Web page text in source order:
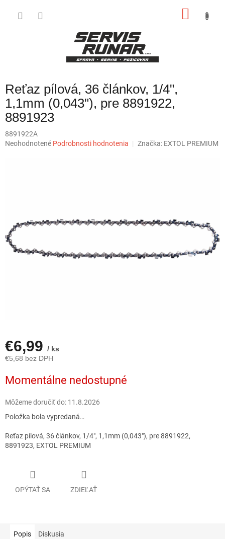
Reťaz pílová, 36 článkov, 1/4",
1,1mm (0,043"), pre 8891922,
8891923
8891922A
Priemerné
Neohodnotené Podrobnosti hodnotenia Značka: EXTOL PREMIUM
€6,99 / ks
€5,68 bez DPH
cena:
Momentálne nedostupné
Môžeme doručiť do: 11.8.2026
Položka bola vypredaná…
Reťaz pílová, 36 článkov, 1/4", 1,1mm (0,043"), pre 8891922,
8891923, EXTOL PREMIUM
OPÝTAŤ SA ZDIEĽAŤ
Popis Diskusia